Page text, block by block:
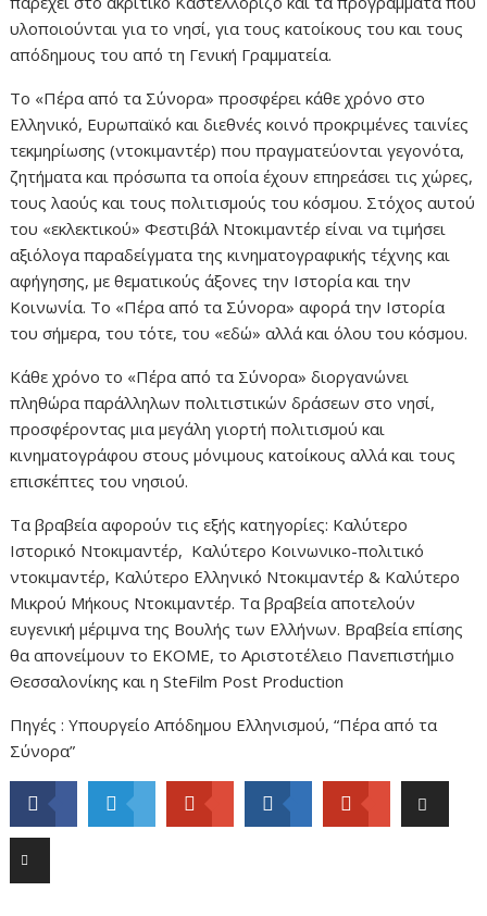
υλοποιούνται για το νησί, για τους κατοίκους του και τους
απόδημους του από τη Γενική Γραμματεία.
Το «Πέρα από τα Σύνορα» προσφέρει κάθε χρόνο στο
Ελληνικό, Ευρωπαϊκό και διεθνές κοινό προκριμένες ταινίες
τεκμηρίωσης (ντοκιμαντέρ) που πραγματεύονται γεγονότα,
ζητήματα και πρόσωπα τα οποία έχουν επηρεάσει τις χώρες,
τους λαούς και τους πολιτισμούς του κόσμου. Στόχος αυτού
του «εκλεκτικού» Φεστιβάλ Ντοκιμαντέρ είναι να τιμήσει
αξιόλογα παραδείγματα της κινηματογραφικής τέχνης και
αφήγησης, με θεματικούς άξονες την Ιστορία και την
Κοινωνία. Το «Πέρα από τα Σύνορα» αφορά την Ιστορία
του σήμερα, του τότε, του «εδώ» αλλά και όλου του κόσμου.
Κάθε χρόνο το «Πέρα από τα Σύνορα» διοργανώνει
πληθώρα παράλληλων πολιτιστικών δράσεων στο νησί,
προσφέροντας μια μεγάλη γιορτή πολιτισμού και
κινηματογράφου στους μόνιμους κατοίκους αλλά και τους
επισκέπτες του νησιού.
Τα βραβεία αφορούν τις εξής κατηγορίες: Καλύτερο
Ιστορικό Ντοκιμαντέρ, Καλύτερο Κοινωνικο-πολιτικό
ντοκιμαντέρ, Καλύτερο Ελληνικό Ντοκιμαντέρ & Καλύτερο
Μικρού Μήκους Ντοκιμαντέρ. Τα βραβεία αποτελούν
ευγενική μέριμνα της Βουλής των Ελλήνων. Βραβεία επίσης
θα απονείμουν το ΕΚΟΜΕ, το Αριστοτέλειο Πανεπιστήμιο
Θεσσαλονίκης και η SteFilm Post Production
Πηγές : Υπουργείο Απόδημου Ελληνισμού, “Πέρα από τα
Σύνορα”